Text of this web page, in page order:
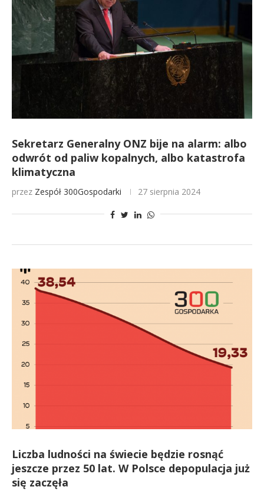
Sekretarz Generalny ONZ bije na alarm: albo
odwrót od paliw kopalnych, albo katastrofa
klimatyczna
przez Zespół 300Gospodarki 27 sierpnia 2024
Liczba ludności na świecie będzie rosnąć
jeszcze przez 50 lat. W Polsce depopulacja już
się zaczęła